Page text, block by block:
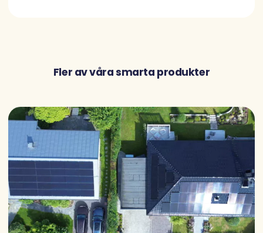
Fler av våra smarta produkter